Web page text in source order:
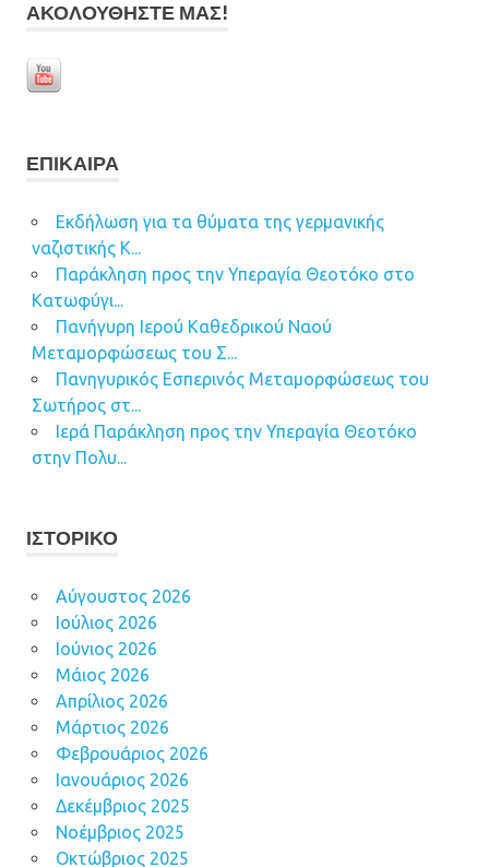
ΑΚΟΛΟΥΘΉΣΤΕ ΜΑΣ!
ΕΠΊΚΑΙΡΑ
Εκδήλωση για τα θύματα της γερμανικής
ναζιστικής Κ...
Παράκληση προς την Υπεραγία Θεοτόκο στο
Κατωφύγι...
Πανήγυρη Ιερού Καθεδρικού Ναού
Μεταμορφώσεως του Σ...
Πανηγυρικός Εσπερινός Μεταμορφώσεως του
Σωτήρος στ...
Ιερά Παράκληση προς την Υπεραγία Θεοτόκο
στην Πολυ...
ΙΣΤΟΡΙΚΌ
Αύγουστος 2026
Ιούλιος 2026
Ιούνιος 2026
Μάιος 2026
Απρίλιος 2026
Μάρτιος 2026
Φεβρουάριος 2026
Ιανουάριος 2026
Δεκέμβριος 2025
Νοέμβριος 2025
Οκτώβριος 2025